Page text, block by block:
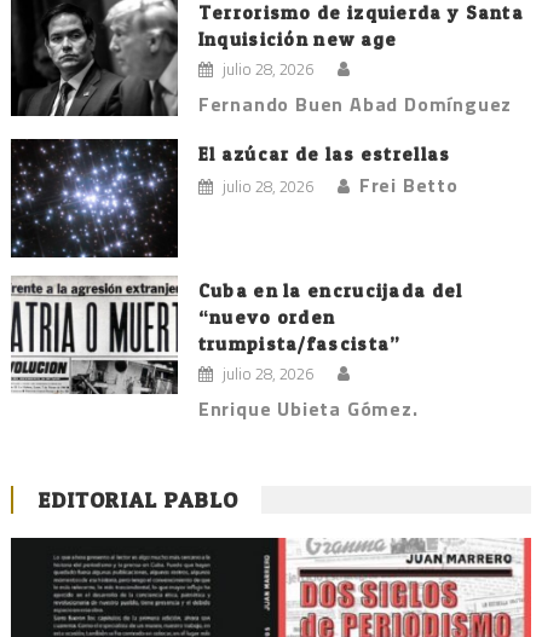
Terrorismo de izquierda y Santa
Inquisición new age
julio 28, 2026
Fernando Buen Abad Domínguez
El azúcar de las estrellas
julio 28, 2026 Frei Betto
Cuba en la encrucijada del
“nuevo orden
trumpista/fascista”
julio 28, 2026
Enrique Ubieta Gómez.
EDITORIAL PABLO